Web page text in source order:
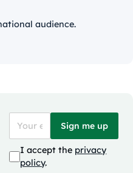
audience.
Sign me up
I accept the privacy
policy.